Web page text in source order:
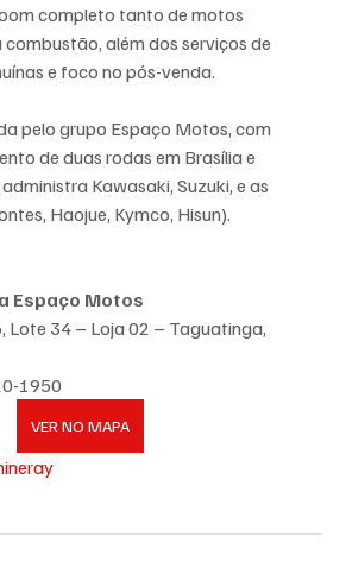
completo tanto de motos
além dos serviços de
e foco no pós-venda.
pelo grupo Espaço Motos, com
de duas rodas em Brasília e
Kawasaki, Suzuki, e as
Haojue, Kymco, Hisun).
Espaço Motos
Lote 34 – Loja 02 – Taguatinga,
1950
VER NO MAPA